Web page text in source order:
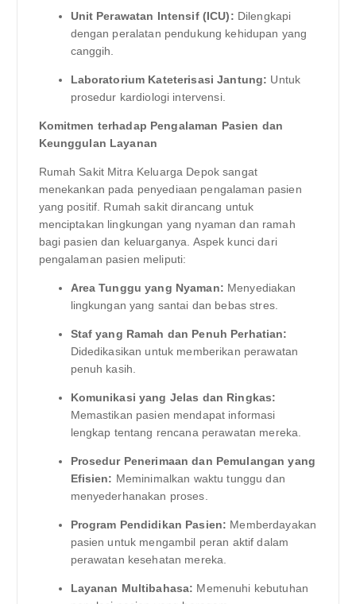
Unit Perawatan Intensif (ICU): Dilengkapi
dengan peralatan pendukung kehidupan yang
canggih.
Laboratorium Kateterisasi Jantung: Untuk
prosedur kardiologi intervensi.
Komitmen terhadap Pengalaman Pasien dan
Keunggulan Layanan
Rumah Sakit Mitra Keluarga Depok sangat
menekankan pada penyediaan pengalaman pasien
yang positif. Rumah sakit dirancang untuk
menciptakan lingkungan yang nyaman dan ramah
bagi pasien dan keluarganya. Aspek kunci dari
pengalaman pasien meliputi:
Area Tunggu yang Nyaman: Menyediakan
lingkungan yang santai dan bebas stres.
Staf yang Ramah dan Penuh Perhatian:
Didedikasikan untuk memberikan perawatan
penuh kasih.
Komunikasi yang Jelas dan Ringkas:
Memastikan pasien mendapat informasi
lengkap tentang rencana perawatan mereka.
Prosedur Penerimaan dan Pemulangan yang
Efisien: Meminimalkan waktu tunggu dan
menyederhanakan proses.
Program Pendidikan Pasien: Memberdayakan
pasien untuk mengambil peran aktif dalam
perawatan kesehatan mereka.
Layanan Multibahasa: Memenuhi kebutuhan